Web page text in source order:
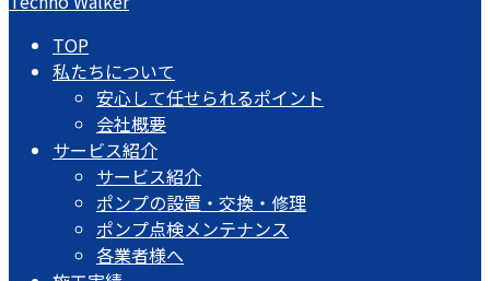
TOP
私たちについて
安心して任せられるポイント
会社概要
サービス紹介
サービス紹介
ポンプの設置・交換・修理
ポンプ点検メンテナンス
各業者様へ